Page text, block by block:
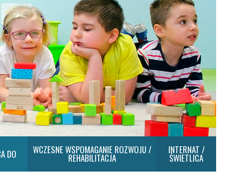
DO WCZESNE WSPOMAGANIE ROZWOJU /
REHABILITACJA
INTERNAT /
ŚWIETLICA